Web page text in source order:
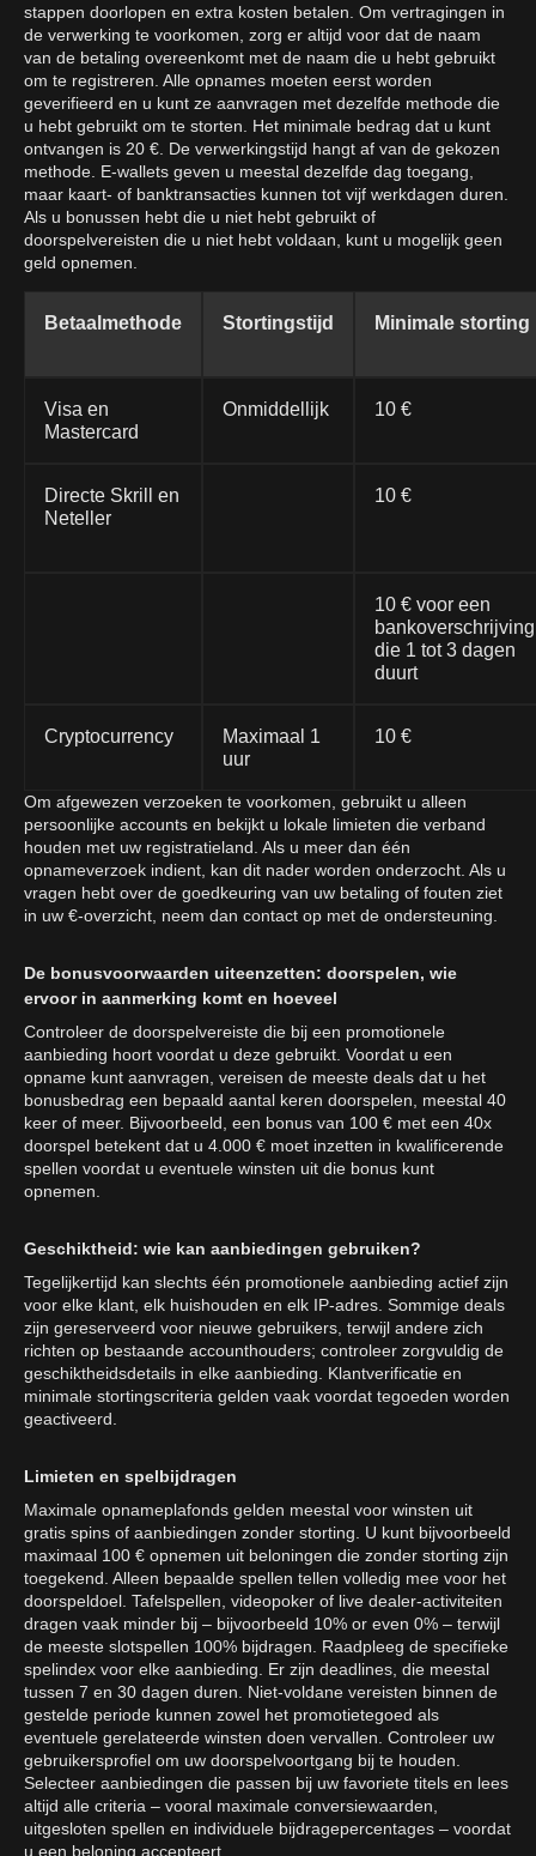
stappen doorlopen en extra kosten betalen. Om vertragingen in
de verwerking te voorkomen, zorg er altijd voor dat de naam
van de betaling overeenkomt met de naam die u hebt gebruikt
om te registreren. Alle opnames moeten eerst worden
geverifieerd en u kunt ze aanvragen met dezelfde methode die
u hebt gebruikt om te storten. Het minimale bedrag dat u kunt
ontvangen is 20 €. De verwerkingstijd hangt af van de gekozen
methode. E-wallets geven u meestal dezelfde dag toegang,
maar kaart- of banktransacties kunnen tot vijf werkdagen duren.
Als u bonussen hebt die u niet hebt gebruikt of
doorspelvereisten die u niet hebt voldaan, kunt u mogelijk geen
geld opnemen.
Betaalmethode Stortingstijd Minimale storting
Visa en
Mastercard
Onmiddellijk 10 €
Directe Skrill en
Neteller
10 €
10 € voor een
bankoverschrijving
die 1 tot 3 dagen
duurt
Cryptocurrency
Maximaal 1
uur
10 €
Om afgewezen verzoeken te voorkomen, gebruikt u alleen
persoonlijke accounts en bekijkt u lokale limieten die verband
houden met uw registratieland. Als u meer dan één
opnameverzoek indient, kan dit nader worden onderzocht. Als u
vragen hebt over de goedkeuring van uw betaling of fouten ziet
in uw €-overzicht, neem dan contact op met de ondersteuning.
De bonusvoorwaarden uiteenzetten: doorspelen, wie
ervoor in aanmerking komt en hoeveel
Controleer de doorspelvereiste die bij een promotionele
aanbieding hoort voordat u deze gebruikt. Voordat u een
opname kunt aanvragen, vereisen de meeste deals dat u het
bonusbedrag een bepaald aantal keren doorspelen, meestal 40
keer of meer. Bijvoorbeeld, een bonus van 100 € met een 40x
doorspel betekent dat u 4.000 € moet inzetten in kwalificerende
spellen voordat u eventuele winsten uit die bonus kunt
opnemen.
Geschiktheid: wie kan aanbiedingen gebruiken?
Tegelijkertijd kan slechts één promotionele aanbieding actief zijn
voor elke klant, elk huishouden en elk IP-adres. Sommige deals
zijn gereserveerd voor nieuwe gebruikers, terwijl andere zich
richten op bestaande accounthouders; controleer zorgvuldig de
geschiktheidsdetails in elke aanbieding. Klantverificatie en
minimale stortingscriteria gelden vaak voordat tegoeden worden
geactiveerd.
Limieten en spelbijdragen
Maximale opnameplafonds gelden meestal voor winsten uit
gratis spins of aanbiedingen zonder storting. U kunt bijvoorbeeld
maximaal 100 € opnemen uit beloningen die zonder storting zijn
toegekend. Alleen bepaalde spellen tellen volledig mee voor het
doorspeldoel. Tafelspellen, videopoker of live dealer-activiteiten
dragen vaak minder bij – bijvoorbeeld 10% or even 0% – terwijl
de meeste slotspellen 100% bijdragen. Raadpleeg de specifieke
spelindex voor elke aanbieding. Er zijn deadlines, die meestal
tussen 7 en 30 dagen duren. Niet-voldane vereisten binnen de
gestelde periode kunnen zowel het promotietegoed als
eventuele gerelateerde winsten doen vervallen. Controleer uw
gebruikersprofiel om uw doorspelvoortgang bij te houden.
Selecteer aanbiedingen die passen bij uw favoriete titels en lees
altijd alle criteria – vooral maximale conversiewaarden,
uitgesloten spellen en individuele bijdragepercentages – voordat
u een beloning accepteert.